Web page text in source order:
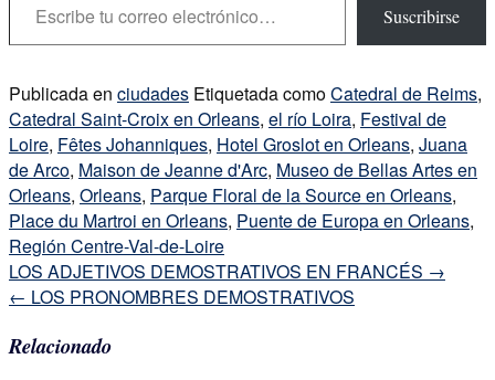
Suscribirse
Publicada en ciudades Etiquetada comoCatedral de Reims,
Catedral Saint-Croix en Orleans, el río Loira, Festival de
Loire, Fêtes Johanniques, Hotel Groslot en Orleans, Juana
de Arco, Maison de Jeanne d'Arc, Museo de Bellas Artes en
Orleans, Orleans, Parque Floral de la Source en Orleans,
Place du Martroi en Orleans, Puente de Europa en Orleans,
Región Centre-Val-de-Loire
Navegación
de
entrada
LOS ADJETIVOS DEMOSTRATIVOS EN FRANCÉS →
← LOS PRONOMBRES DEMOSTRATIVOS
Relacionado